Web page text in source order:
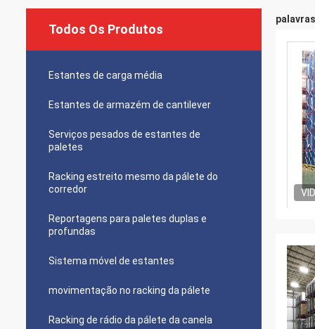
Todos Os Produtos
Estantes de carga média
Estantes de armazém de cantilever
Serviços pesados de estantes de
paletes
Racking estreito mesmo da pálete do
corredor
Reportagens para paletes duplas e
profundas
Sistema móvel de estantes
movimentação no racking da pálete
Racking de rádio da pálete da canela